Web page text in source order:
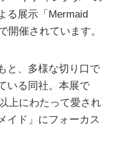
る展示「Mermaid
開催されています。
と、多様な切り口で
いる同社。本展で
上にわたって愛され
イド」にフォーカス